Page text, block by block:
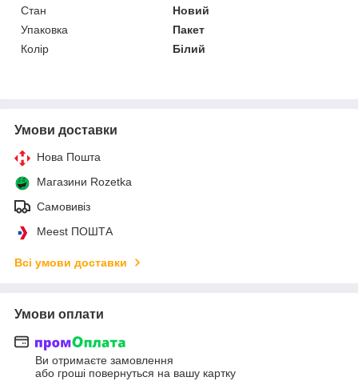
Стан
Новий
Упаковка
Пакет
Колір
Білий
Умови доставки
Нова Пошта
Магазини Rozetka
Самовивіз
Meest ПОШТА
Всі умови доставки
Умови оплати
Ви отримаєте замовлення
або гроші повернуться на вашу картку